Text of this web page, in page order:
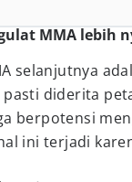
MMA lebih
selanjutnya
diderita
berpotensi
ini terjadi